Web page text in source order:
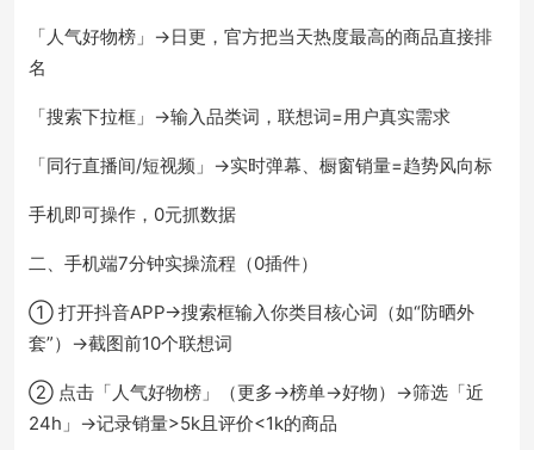
「人气好物榜」→日更，官方把当天热度最高的商品直接排
名
「搜索下拉框」→输入品类词，联想词=用户真实需求
「同行直播间/短视频」→实时弹幕、橱窗销量=趋势风向标
手机即可操作，0元抓数据
二、手机端7分钟实操流程（0插件）
① 打开抖音APP→搜索框输入你类目核心词（如“防晒外
套”）→截图前10个联想词
② 点击「人气好物榜」（更多→榜单→好物）→筛选「近
24h」→记录销量>5k且评价<1k的商品